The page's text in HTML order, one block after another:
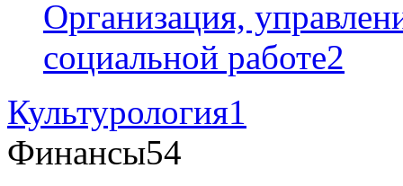
Организация,
социальной работе2
Культурология1
Финансы54